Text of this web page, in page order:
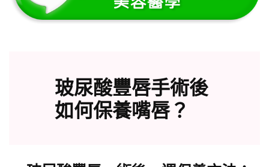
玻尿酸豐唇手術後
如何保養嘴唇？